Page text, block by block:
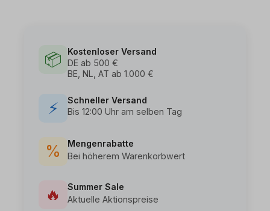
📦
Kostenloser Versand
DE ab 500 €
BE, NL, AT ab 1.000 €
⚡
Schneller Versand
Bis 12:00 Uhr am selben Tag
%
Mengenrabatte
Bei höherem Warenkorbwert
🔥
Summer Sale
Aktuelle Aktionspreise